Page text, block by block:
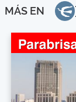
MÁS EN